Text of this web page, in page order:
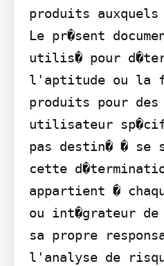
produits
Le pr�sent
utilis� pour
l'aptitude ou la
produits pour
utilisateur
pas destin� � se
cette
appartient �
ou int�grateur
sa propre
l'analyse de